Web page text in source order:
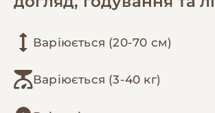
Варіюється (20-70 см)
Варіюється (3-40 кг)